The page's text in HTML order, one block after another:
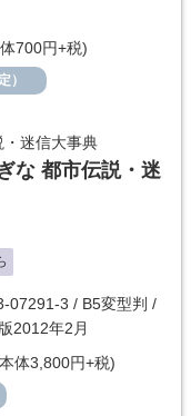
700円+税)
）
迷信大事典
な 都市伝説・迷
07291-3 / B5変型判 /
2012年2月
体3,800円+税)